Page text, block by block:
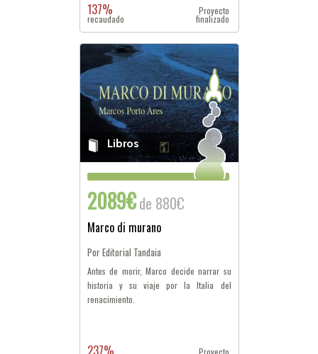
137%
recaudado
Proyecto
finalizado
Libros
2089€de 880€
Marco di murano
Por Editorial Tandaia
Antes de morir, Marco decide narrar su
historia y su viaje por la Italia del
renacimiento.
237% Proyecto